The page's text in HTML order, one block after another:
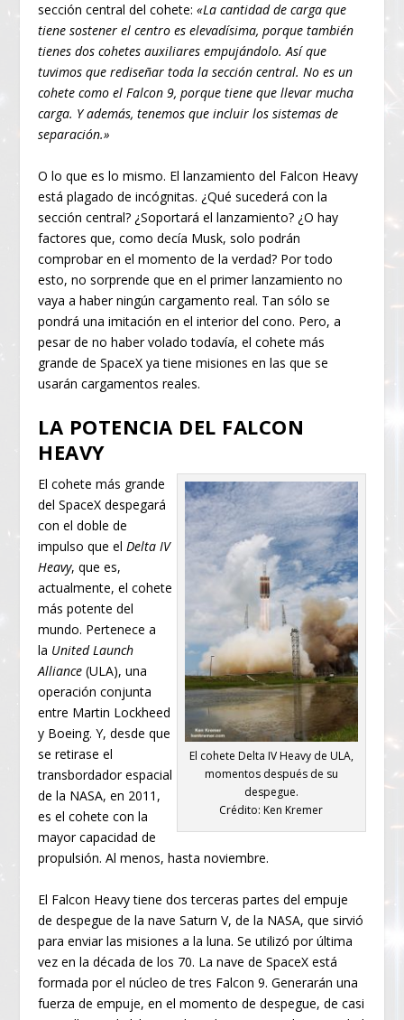
sección central del cohete:«La cantidad de carga que
tiene sostener el centro es elevadísima, porque también
tienes dos cohetes auxiliares empujándolo. Así que
tuvimos que rediseñar toda la sección central. No es un
cohete como el Falcon 9, porque tiene que llevar mucha
carga. Y además, tenemos que incluir los sistemas de
separación.»
O lo que es lo mismo. El lanzamiento del Falcon Heavy
está plagado de incógnitas. ¿Qué sucederá con la
sección central? ¿Soportará el lanzamiento? ¿O hay
factores que, como decía Musk, solo podrán
comprobar en el momento de la verdad? Por todo
esto, no sorprende que en el primer lanzamiento no
vaya a haber ningún cargamento real. Tan sólo se
pondrá una imitación en el interior del cono. Pero, a
pesar de no haber volado todavía, el cohete más
grande de SpaceX ya tiene misiones en las que se
usarán cargamentos reales.
LA POTENCIA DEL FALCON
HEAVY
El cohete Delta IV Heavy de ULA,
momentos después de su
despegue.
Crédito: Ken Kremer
El cohete más grande
del SpaceX despegará
con el doble de
impulso que elDelta IV
Heavy, que es,
actualmente, el cohete
más potente del
mundo. Pertenece a
la United Launch
Alliance (ULA), una
operación conjunta
entre Martin Lockheed
y Boeing. Y, desde que
se retirase el
transbordador espacial
de la NASA, en 2011,
es el cohete con la
mayor capacidad de
propulsión. Al menos, hasta noviembre.
El Falcon Heavy tiene dos terceras partes del empuje
de despegue de la nave Saturn V, de la NASA, que sirvió
para enviar las misiones a la luna. Se utilizó por última
vez en la década de los 70. La nave de SpaceX está
formada por el núcleo de tres Falcon 9. Generarán una
fuerza de empuje, en el momento de despegue, de casi